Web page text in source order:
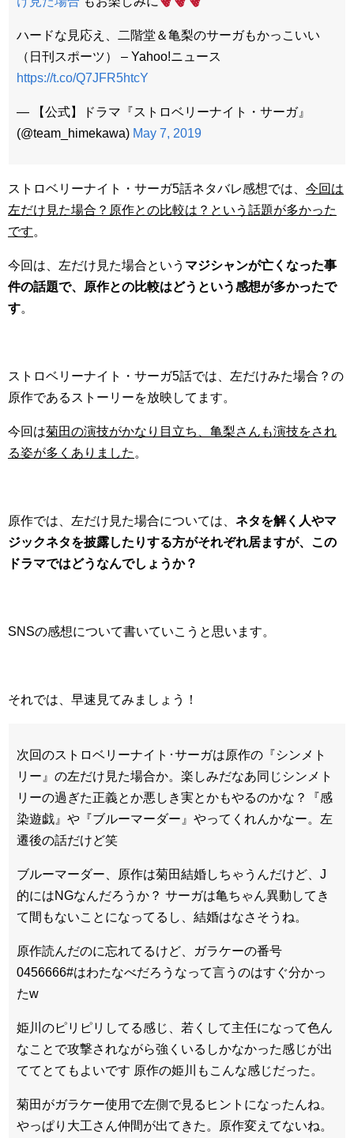
ハードな見応え、二階堂＆亀梨のサーガもかっこいい
（日刊スポーツ） – Yahoo!ニュース
https://t.co/Q7JFR5htcY
— 【公式】ドラマ『ストロベリーナイト・サーガ』
(@team_himekawa) May 7, 2019
ストロベリーナイト・サーガ5話ネタバレ感想では、 今回は
左だけ見た場合？原作との比較は？という話題が多かった
です。
今回は、左だけ見た場合という マジシャンが亡くなった事
件の話題で、原作との比較はどうという感想が多かったで
す。
ストロベリーナイト・サーガ5話では、左だけみた場合？の
原作であるストーリーを放映してます。
今回は菊田の演技がかなり目立ち、亀梨さんも演技をされ
る姿が多くありました 。
原作では、左だけ見た場合については、 ネタを解く人やマ
ジックネタを披露したりする方がそれぞれ居ますが、この
ドラマではどうなんでしょうか？
SNSの感想について書いていこうと思います。
それでは、早速見てみましょう！
次回のストロベリーナイト･サーガは原作の『シンメト
リー』の左だけ見た場合か。楽しみだなあ同じシンメト
リーの過ぎた正義とか悪しき実とかもやるのかな？『感
染遊戯』や『ブルーマーダー』やってくれんかなー。左
遷後の話だけど笑
ブルーマーダー、原作は菊田結婚しちゃうんだけど、J
的にはNGなんだろうか？ サーガは亀ちゃん異動してき
て間もないことになってるし、結婚はなさそうね。
原作読んだのに忘れてるけど、ガラケーの番号
0456666#はわたなべだろうなって言うのはすぐ分かっ
たw
姫川のピリピリしてる感じ、若くして主任になって色ん
なことで攻撃されながら強くいるしかなかった感じが出
ててとてもよいです 原作の姫川もこんな感じだった。
菊田がガラケー使用で左側で見るヒントになったんね。
やっぱり大工さん仲間が出てきた。原作変えてないね。